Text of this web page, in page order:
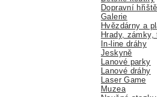
Dopravní hřiště
Galerie
Hvězdárny a
Hrady, zámky,
In-line dráhy
Jeskyně
Lanové parky
Lanové dráhy
Laser Game
Muzea